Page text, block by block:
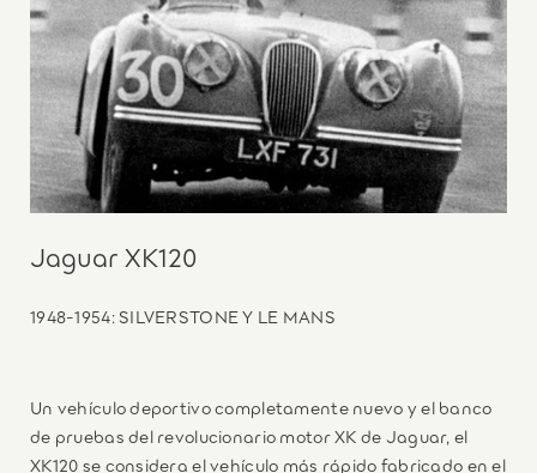
Jaguar XK120
1948-1954: SILVERSTONE Y LE MANS
Un vehículo deportivo completamente nuevo y el banco
de pruebas del revolucionario motor XK de Jaguar, el
XK120 se considera el vehículo más rápido fabricado en el